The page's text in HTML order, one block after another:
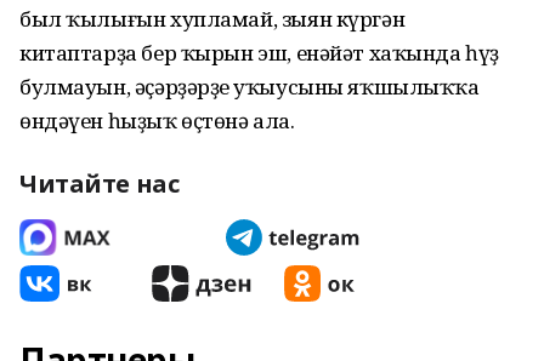
был ҡылығын хупламай, зыян күргән
китаптарҙа бер ҡырын эш, енәйәт хаҡында һүҙ
булмауын, әҫәрҙәрҙең уҡыусыны яҡшылыҡҡа
өндәүен һыҙыҡ өҫтөнә ала.
Читайте нас